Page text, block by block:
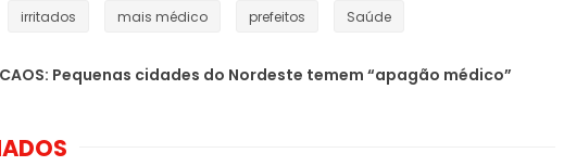
irritados mais médico prefeitos Saúde
CAOS: Pequenas cidades do Nordeste temem “apagão médico”